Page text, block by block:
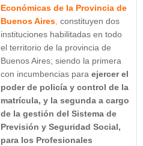
Económicas de la Provincia de
Buenos Aires constituyen dos
instituciones habilitadas en todo
el territorio de la provincia de
Buenos Aires; siendo la primera
con incumbencias para ejercer el
poder de policía y control de la
matrícula, y la segunda a cargo
de la gestión del Sistema de
Previsión y Seguridad Social,
para los Profesionales